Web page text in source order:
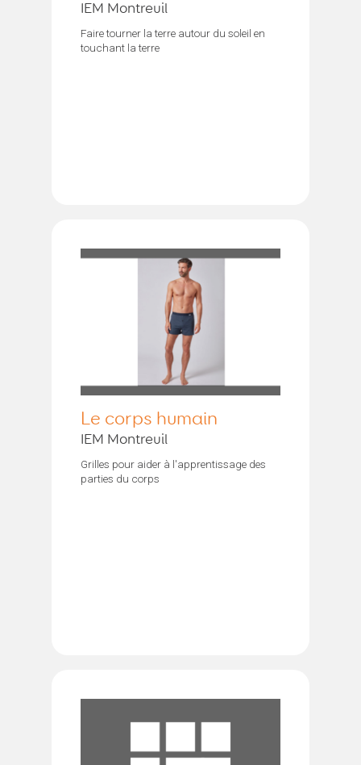
IEM Montreuil
Faire tourner la terre autour du soleil en
touchant la terre
Le corps humain
IEM Montreuil
Grilles pour aider à l'apprentissage des
parties du corps